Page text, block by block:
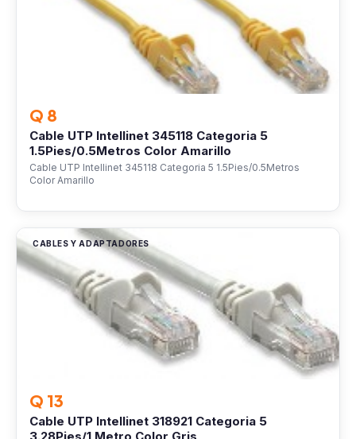
Q 8
Cable UTP Intellinet 345118 Categoria 5
1.5Pies/0.5Metros Color Amarillo
Cable UTP Intellinet 345118 Categoria 5 1.5Pies/0.5Metros
Color Amarillo
CABLES Y ADAPTADORES
Q 13
Cable UTP Intellinet 318921 Categoria 5